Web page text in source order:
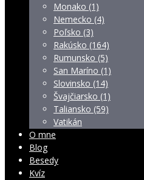
Monako (1)
Nemecko (4)
Poľsko (3)
Rakúsko (164)
Rumunsko (5)
San Maríno (1)
Slovinsko (14)
Švajčiarsko (1)
Taliansko (59)
Vatikán
O mne
Blog
Besedy
Kvíz